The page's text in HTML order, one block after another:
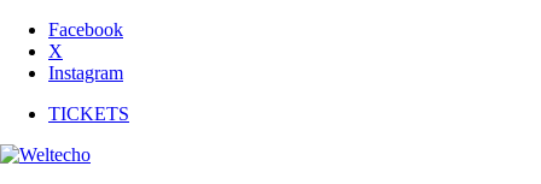
Facebook
X
Instagram
TICKETS